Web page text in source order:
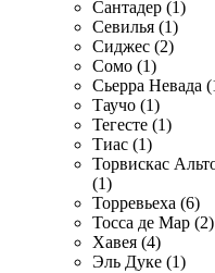
Сантадер (1)
Севилья (1)
Сиджес (2)
Сомо (1)
Сьерра Невада
Таучо (1)
Тегесте (1)
Тиас (1)
Торвискас
(1)
Торревьеха (6)
Тосса де Мар (2)
Хавея (4)
Эль Дуке (1)